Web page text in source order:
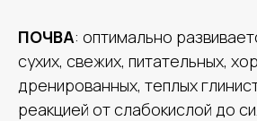
ПОЧВА: оптимально
сухих, свежих, питательных,
дренированных, теплых
реакцией от слабокислой до